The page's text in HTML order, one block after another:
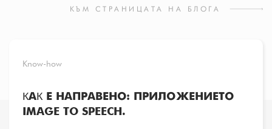
КЪМ СТРАНИЦАТА НА БЛОГА
Know-how
КАК Е НАПРАВЕНО: ПРИЛОЖЕНИЕТО
IMAGE TO SPEECH.